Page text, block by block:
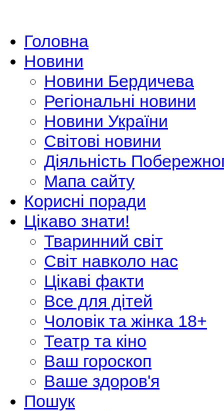
Головна
Новини
Новини Бердичева
Регіональні новини
Новини України
Світові новини
Діяльність
Мапа сайту
Корисні поради
Цікаво знати!
Тваринний світ
Світ навколо нас
Цікаві факти
Все для дітей
Чоловік та жінка 18+
Театр та кіно
Ваш гороскоп
Ваше здоров'я
Пошук